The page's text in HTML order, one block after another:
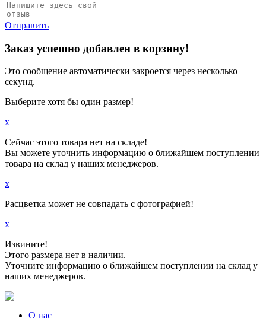
Отправить
Заказ успешно добавлен в корзину!
Это сообщение автоматически закроется через несколько
секунд.
Выберите хотя бы один размер!
x
Сейчас этого товара нет на складе!
Вы можете уточнить информацию о ближайшем поступлении
товара на склад у наших менеджеров.
x
Расцветка может не совпадать с фотографией!
x
Извините!
Этого размера нет в наличии.
Уточните информацию о ближайшем поступлении на склад у
наших менеджеров.
О нас